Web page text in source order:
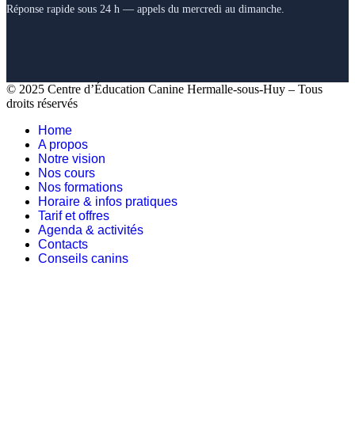
Réponse rapide sous 24 h — appels du mercredi au dimanche.
© 2025 Centre d’Éducation Canine Hermalle-sous-Huy – Tous
droits réservés
Home
A propos
Notre vision
Nos cours
Nos formations
Horaire & infos pratiques
Tarif et offres
Agenda & activités
Contacts
Conseils canins